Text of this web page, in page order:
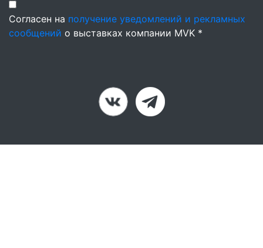
Согласен на получение уведомлений и рекламных
сообщений о выставках компании MVK *